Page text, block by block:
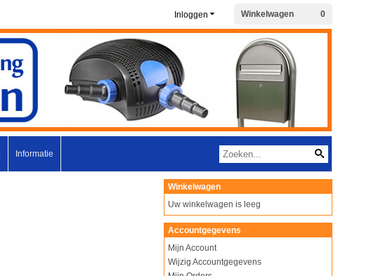
Winkelwagen 0
Inloggen
Informatie
Winkelwagen
Uw winkelwagen is leeg
Accountgegevens
Mijn Account
Wijzig Accountgegevens